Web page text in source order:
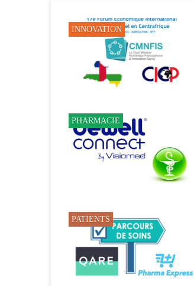
INNOVATION
PHARMACIE
PATIENTS